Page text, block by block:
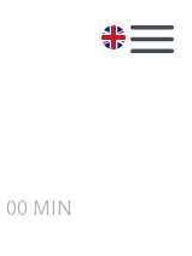
EN
00 MIN